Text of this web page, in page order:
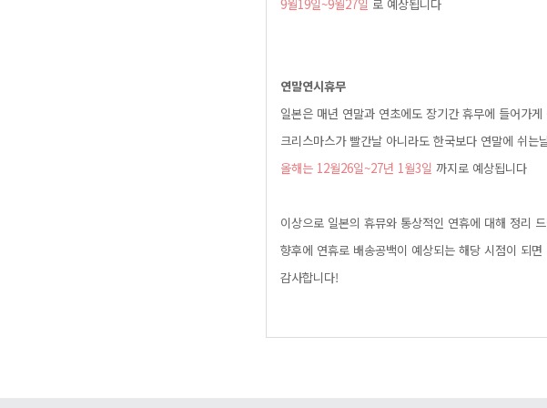
9월19일~9월27일 로예상됩니다
연말연시휴무
일본은매년연말과연초에도장기간휴무에들어가게
크리스마스가빨간날아니라도한국보다연말에쉬는
올해는12월26일~27년1월3일 까지로예상됩니다
이상으로일본의휴뮤와통상적인연휴에대해정리드
향후에연휴로배송공백이예상되는해당시점이되
감사합니다!